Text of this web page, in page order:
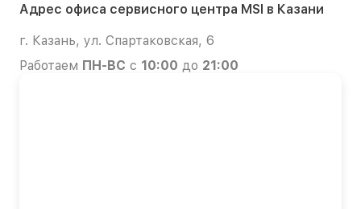
Адрес офиса сервисного центра MSI в Казани
г. Казань, ул. Спартаковская, 6
Работаем ПН-ВС с 10:00 до 21:00